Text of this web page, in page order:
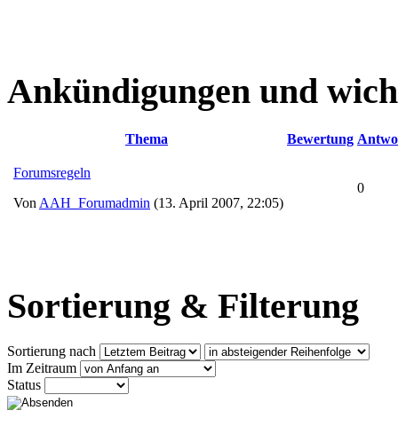
Ankündigungen und
Thema Bewertung
Forumsregeln
Von AAH_Forumadmin (13. April 2007, 22:05)
0
Sortierung & Filterung
Sortierung nach
Im Zeitraum
Status